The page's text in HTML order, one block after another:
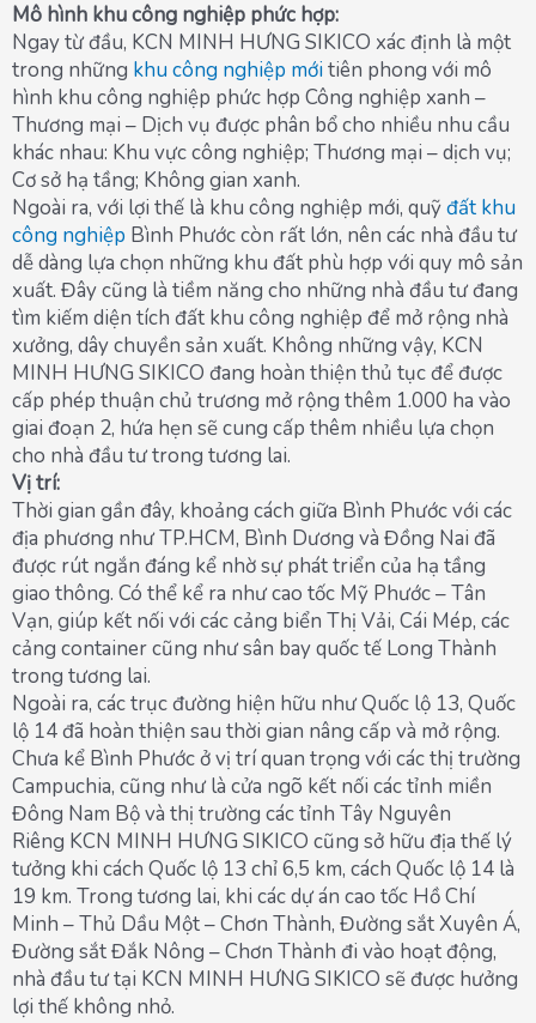
Mô hình khu công nghiệp phức hợp:
Ngay từ đầu, KCN MINH HƯNG SIKICO xác định là một
trong những khu công nghiệp mớitiên phong với mô
hình khu công nghiệp phức hợp Công nghiệp xanh –
Thương mại – Dịch vụ được phân bổ cho nhiều nhu cầu
khác nhau: Khu vực công nghiệp; Thương mại – dịch vụ;
Cơ sở hạ tầng; Không gian xanh.
Ngoài ra, với lợi thế là khu công nghiệp mới, quỹđất khu
công nghiệp Bình Phước còn rất lớn, nên các nhà đầu tư
dễ dàng lựa chọn những khu đất phù hợp với quy mô sản
xuất. Đây cũng là tiềm năng cho những nhà đầu tư đang
tìm kiếm diện tích đất khu công nghiệp để mở rộng nhà
xưởng, dây chuyền sản xuất. Không những vậy, KCN
MINH HƯNG SIKICO đang hoàn thiện thủ tục để được
cấp phép thuận chủ trương mở rộng thêm 1.000 ha vào
giai đoạn 2, hứa hẹn sẽ cung cấp thêm nhiều lựa chọn
cho nhà đầu tư trong tương lai.
Vị trí:
Thời gian gần đây, khoảng cách giữa Bình Phước với các
địa phương như TP.HCM, Bình Dương và Đồng Nai đã
được rút ngắn đáng kể nhờ sự phát triển của hạ tầng
giao thông. Có thể kể ra như cao tốc Mỹ Phước – Tân
Vạn, giúp kết nối với các cảng biển Thị Vải, Cái Mép, các
cảng container cũng như sân bay quốc tế Long Thành
trong tương lai.
Ngoài ra, các trục đường hiện hữu như Quốc lộ 13, Quốc
lộ 14 đã hoàn thiện sau thời gian nâng cấp và mở rộng.
Chưa kể Bình Phước ở vị trí quan trọng với các thị trường
Campuchia, cũng như là cửa ngõ kết nối các tỉnh miền
Đông Nam Bộ và thị trường các tỉnh Tây Nguyên
Riêng KCN MINH HƯNG SIKICO cũng sở hữu địa thế lý
tưởng khi cách Quốc lộ 13 chỉ 6,5 km, cách Quốc lộ 14 là
19 km. Trong tương lai, khi các dự án cao tốc Hồ Chí
Minh – Thủ Dầu Một – Chơn Thành, Đường sắt Xuyên Á,
Đường sắt Đắk Nông – Chơn Thành đi vào hoạt động,
nhà đầu tư tại KCN MINH HƯNG SIKICO sẽ được hưởng
lợi thế không nhỏ.